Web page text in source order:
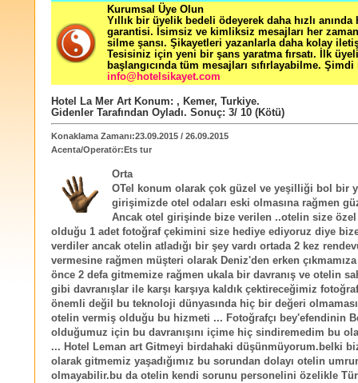
Kurumsal Üye Olun
Yıllık bir üyelik bedeli ödeyerek daha hızlı
garantisi. İsimsiz ve kimliksiz mesajları her zaman
silme şansı. Şikayetleri yazanlarla daha kolay
Tesisiniz için yeni bir şans yaratma fırsatı. İlk
başlangıcında tüm mesajları sıfırlayabilme. Şimdi
info@hotelsikayet.com
Hotel La Mer ArtKonum: , Kemer, Turkiye.
Gidenler Tarafından Oyladı. Sonuç: 3/ 10 (Kötü)
Konaklama Zamanı:23.09.2015 / 26.09.2015
Acenta/Operatör:Ets tur
Orta
OTel konum olarak çok güzel ve yeşilliği bol bir
girişimizde otel odaları eski olmasına rağmen
Ancak otel girişinde bize verilen ..otelin size
olduğu 1 adet fotoğraf çekimini size hediye ediyoruz diye
verdiler ancak otelin atladığı bir şey vardı ortada 2 kez
vermesine rağmen müşteri olarak Deniz'den erken
önce 2 defa gitmemize rağmen ukala bir davranış ve otelin
gibi davranışlar ile karşı karşıya kaldık çektireceğimiz
önemli değil bu teknoloji dünyasında hiç bir değeri
otelin vermiş olduğu bu hizmeti ... Fotoğrafçı bey'efendinin
olduğumuz için bu davranışını içime hiç sindiremedim bu
... Hotel Leman art Gitmeyi birdahaki düşünmüyorum.belki
olarak gitmemiz yaşadığımız bu sorundan dolayı otelin
olmayabilir.bu da otelin kendi sorunu personelini özelikle